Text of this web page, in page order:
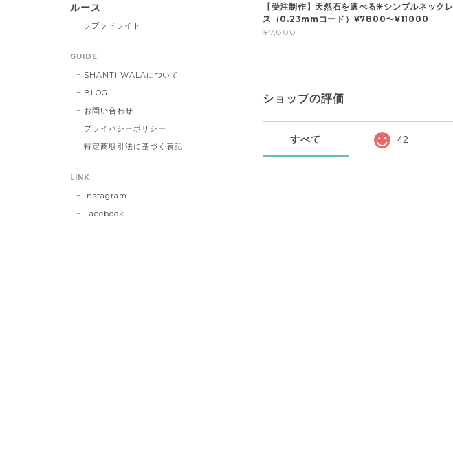
【受注制作】天然石を選べる✳︎シンプルネックレ
ス（0.23mmコード）¥7800〜¥11000
¥7,800
ショップの評価
すべて 42
ルース
ラブラドライト
GUIDE
SHANTi WALAについて
BLOG
お問い合わせ
プライバシーポリシー
特定商取引法に基づく表記
LINK
Instagram
Facebook